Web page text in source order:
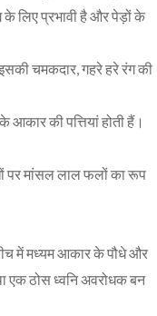
लिए प्रभावी है और पेड़ों के
चमकदार, गहरे हरे रंग की
की पत्तियां होती हैं।
पर मांसल लाल फलों का रूप
में मध्यम आकार के पौधे और
एक ठोस ध्वनि अवरोधक बन